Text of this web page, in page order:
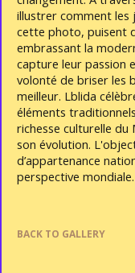
illustrer comment les
cette photo, puisent
embrassant la
capture leur passion
volonté de briser les
meilleur. Lblida
éléments
richesse culturelle
son évolution.
d’appartenance
perspective mondiale.
BACK TO GALLERY